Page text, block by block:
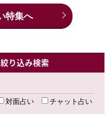
特集へ
り込み検索
対面占い
チャット占い